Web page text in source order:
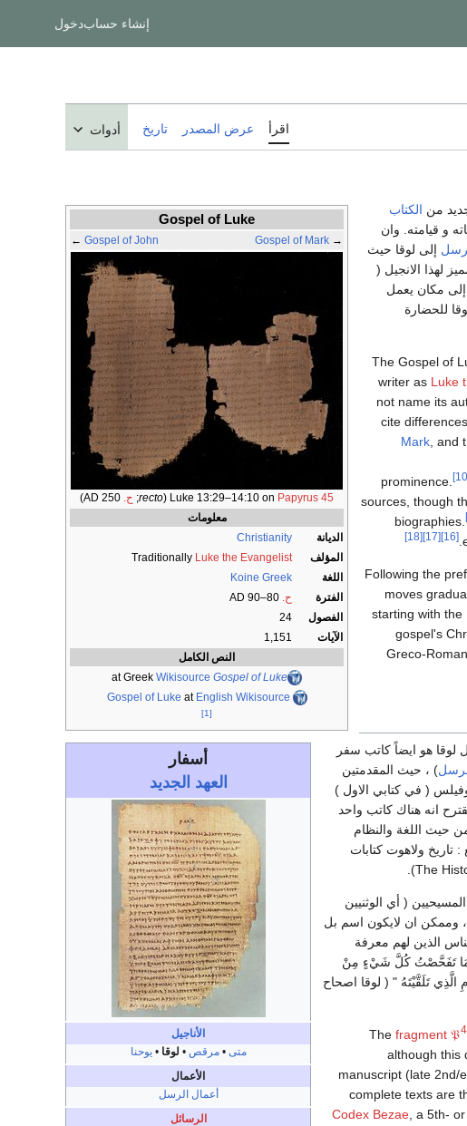
إنشاء حسابدخول
اقرأ عرض المصدر تاريخ أدوات
Gospel of Luke
→
Gospel of Mark
Gospel of John
←
Luke 13:29–14:10 on Papyrus 45
(
recto
; ح.
معلومات
الديانة
Christianity
المؤلف
Traditionally Luke the Evangelist
اللغة
Koine Greek
الفترة
ح.
الفصول
24
الآيات
1,151
النص الكامل
Gospel of Luke
Wikisource
Gospel of Luke at English Wikisource
[1]
أسفار
العهد الجديد
الأناجيل
متى •مرقص • لوقا •يوحنا
الأعمال
أعمال الرسل
الرسائل
من الكتاب
و قيامته. وان
إلى لوقا حيث
لهذا الانجيل (
مكان يعمل
( اعمال الرسل 10:38 و لوقا 18:4 ) كتب لوقا للحضارة
The Gospel of
writer as Luke
not name its
cite
Mark , and
prominence.
sources, though
biographies.
[16]
[17]
[18]
Following the
moves
starting with the
gospel's
Greco-
لوقا هو ايضاً كاتب سفر
) ، حيث المقدمتين
( في كتابي الاول )
انه هناك كاتب واحد
حيث اللغة والنظام
تاريخ ولاهوت كتابات
( أي الوثنيين
، وممكن ان لايكون اسم بل
الذين لهم معرفة
تَفَحَّصْتُ كُلَّ شَيْءٍ مِنْ
الَّذِي تَلَقَّيْتَهُ " ( لوقا اصحاح
The fragment 𝔓4
although this
manuscript (late 2nd/
complete texts are
Codex Bezae, a 5th-